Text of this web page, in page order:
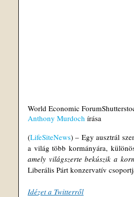
World Economic
Anthony Murdoch írása
(LifeSiteNews) – Egy ausztrál
a világ több kormányára,
amely világszerte bekúszik a
Liberális Párt konzervatív
Idézet a Twitterről